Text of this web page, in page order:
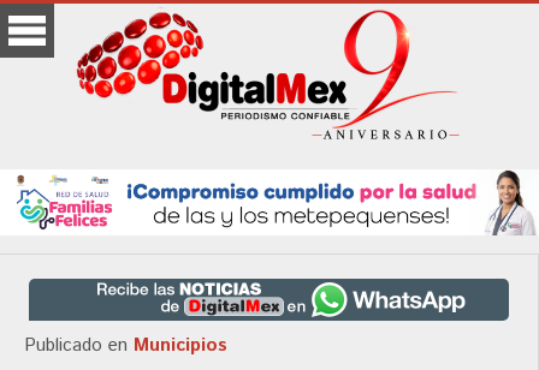
Publicado en Municipios